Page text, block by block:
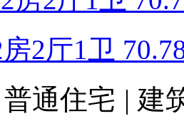
2厅1卫
普通住宅 | 建